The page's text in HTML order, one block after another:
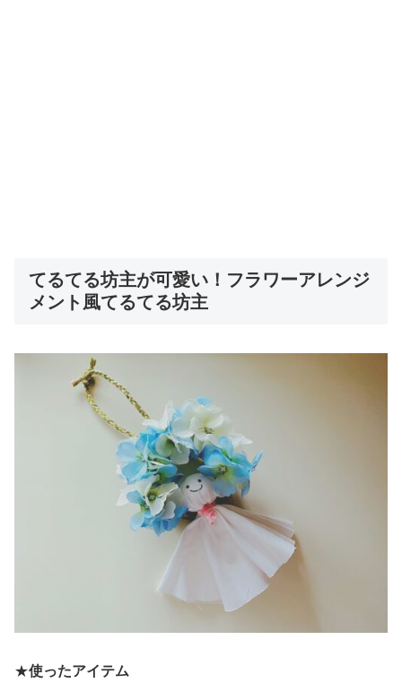
てるてる坊主が可愛い！フラワーアレンジ
メント風てるてる坊主
★使ったアイテム